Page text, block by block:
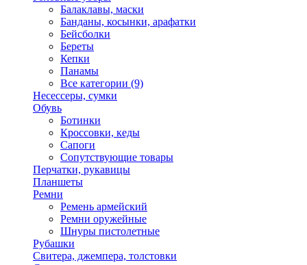
Балаклавы, маски
Банданы, косынки, арафатки
Бейсболки
Береты
Кепки
Панамы
Все категории (9)
Несессеры, сумки
Обувь
Ботинки
Кроссовки, кеды
Сапоги
Сопутствующие товары
Перчатки, рукавицы
Планшеты
Ремни
Ремень армейский
Ремни оружейные
Шнуры пистолетные
Рубашки
Свитера, джемпера, толстовки